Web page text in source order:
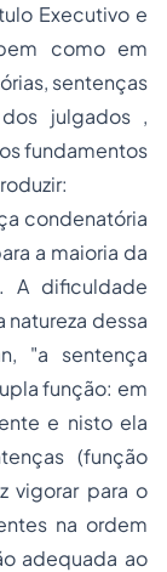
Executivo e
como em
sentenças
julgados ,
fundamentos
condenatória
a maioria da
A dificuldade
dessa
"a sentença
função: em
e nisto ela
(função
vigorar para o
na ordem
adequada ao